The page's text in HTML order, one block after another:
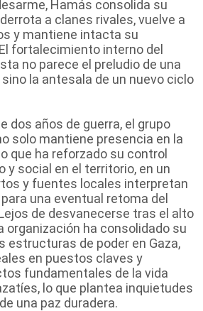
Hamás consolida su
a clanes rivales, vuelve a
y mantiene intacta su
fortalecimiento interno del
no parece el preludio de una
la antesala de un nuevo ciclo
dos años de guerra, el grupo
solo mantiene presencia en la
que ha reforzado su control
y social en el territorio, en un
y fuentes locales interpretan
una eventual retoma del
de desvanecerse tras el alto
organización ha consolidado su
estructuras de poder en Gaza,
en puestos claves y
fundamentales de la vida
lo que plantea inquietudes
una paz duradera.